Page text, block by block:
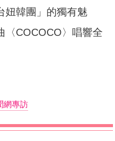
妞韓團」的獨有魅
〈COCOCO〉唱響全
網專訪